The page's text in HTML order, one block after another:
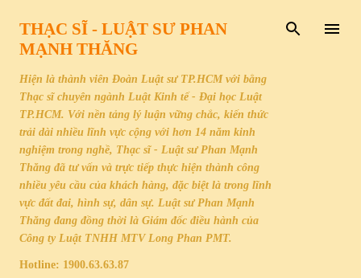
THẠC SĨ - LUẬT SƯ PHAN
MẠNH THĂNG
Hiện là thành viên Đoàn Luật sư TP.HCM với bằng
Thạc sĩ chuyên ngành Luật Kinh tế - Đại học Luật
TP.HCM. Với nền tảng lý luận vững chắc, kiến thức
trải dài nhiều lĩnh vực cộng với hơn 14 năm kinh
nghiệm trong nghề, Thạc sĩ - Luật sư Phan Mạnh
Thăng đã tư vấn và trực tiếp thực hiện thành công
nhiều yêu cầu của khách hàng, đặc biệt là trong lĩnh
vực đất đai, hình sự, dân sự. Luật sư Phan Mạnh
Thăng đang đồng thời là Giám đốc điều hành của
Công ty Luật TNHH MTV Long Phan PMT.
Hotline: 1900.63.63.87